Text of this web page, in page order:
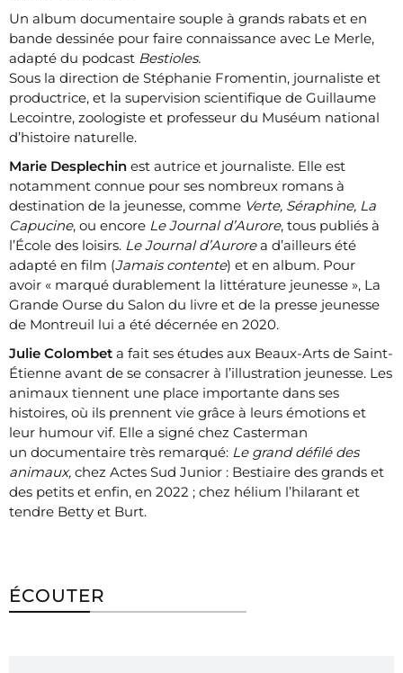
Un album documentaire souple à grands rabats et en
bande dessinée pour faire connaissance avec Le Merle,
adapté du podcast Bestioles.
Sous la direction de Stéphanie Fromentin, journaliste et
productrice, et la supervision scientifique de Guillaume
Lecointre, zoologiste et professeur du Muséum national
d’histoire naturelle.
Marie Desplechin est autrice et journaliste. Elle est
notamment connue pour ses nombreux romans à
destination de la jeunesse, comme Verte, Séraphine, La
Capucine, ou encore Le Journal d’Aurore, tous publiés à
l’École des loisirs. Le Journal d’Aurorea d’ailleurs été
adapté en film (Jamais contente) et en album. Pour
avoir « marqué durablement la littérature jeunesse », La
Grande Ourse du Salon du livre et de la presse jeunesse
de Montreuil lui a été décernée en 2020.
Julie Colombet a fait ses études aux Beaux-Arts de Saint-
Étienne avant de se consacrer à l’illustration jeunesse. Les
animaux tiennent une place importante dans ses
histoires, où ils prennent vie grâce à leurs émotions et
leur humour vif. Elle a signé chez Casterman
un documentaire très remarqué: Le grand défilé des
animaux, chez Actes Sud Junior : Bestiaire des grands et
des petits et enfin, en 2022 ; chez hélium l’hilarant et
tendre Betty et Burt.
ÉCOUTER